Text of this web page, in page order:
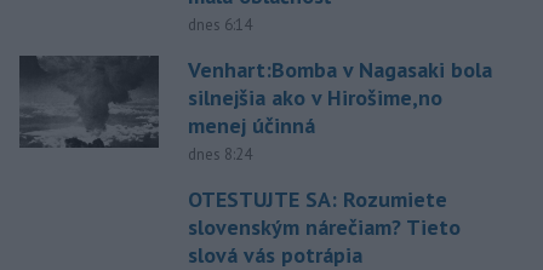
dnes 6:14
Venhart:Bomba v Nagasaki bola
silnejšia ako v Hirošime,no
menej účinná
dnes 8:24
OTESTUJTE SA: Rozumiete
slovenským nárečiam? Tieto
slová vás potrápia